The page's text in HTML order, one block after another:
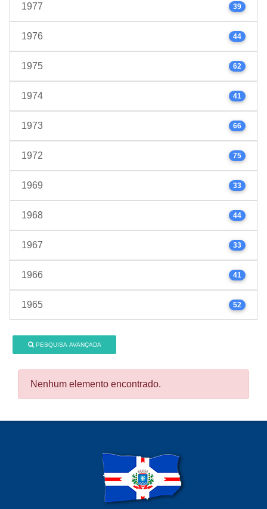
1977 39
1976 44
1975 62
1974 41
1973 66
1972 75
1969 33
1968 44
1967 33
1966 41
1965 52
PESQUISA AVANÇADA
Nenhum elemento encontrado.